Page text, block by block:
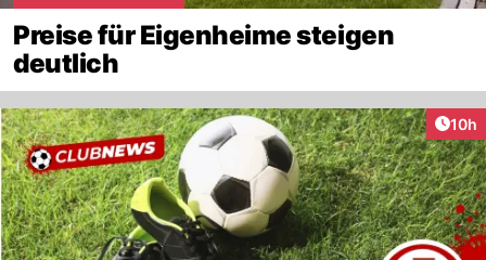
Preise für Eigenheime steigen
deutlich
10h